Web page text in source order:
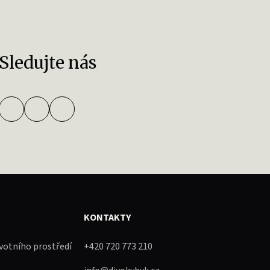
Sledujte nás
prostředí
KONTAKTY
+420 720 773 210